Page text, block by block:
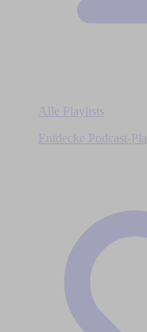
Alle Playlists
Entdecke Podcast-